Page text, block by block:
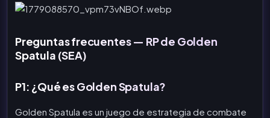
Preguntas frecuentes — RP de Golden
Spatula (SEA)
P1: ¿Qué es Golden Spatula?
Golden Spatula es un juego de estrategia de combate